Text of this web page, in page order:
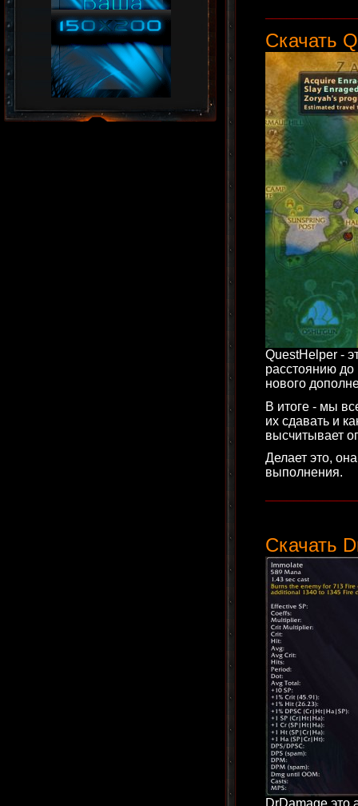
Скачать
QuestHelper -
расстоянию до
нового
В итоге - мы
их сдавать и
высчитывает
Делает это,
выполнения.
Скачать